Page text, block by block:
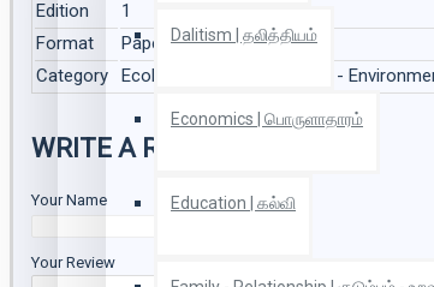
Dalitism | தலித்தியம்
Economics | பொருளாதாரம்
Education | கல்வி
Edition
1
Format
Paper Back
Category
Ecology | சூழலியல், Nature -
WRITE A REVIEW
Your Name
Your Review